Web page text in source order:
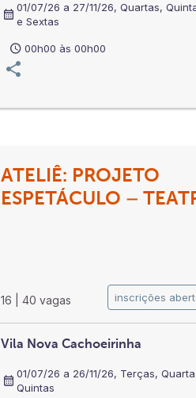
01/07/26 a 27/11/26, Quartas,
e Sextas
00h00 às 00h00
ATELIÊ: PROJETO
ESPETÁCULO –
16 40 vagas inscrições
Vila Nova Cachoeirinha
01/07/26 a 26/11/26, Terças,
Quintas